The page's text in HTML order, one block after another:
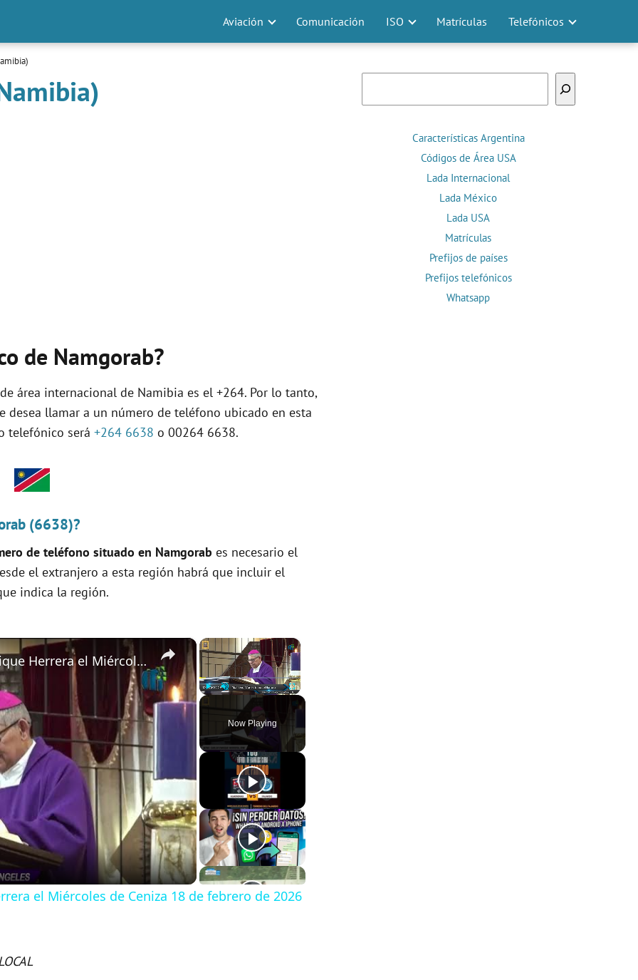
Aviación Comunicación ISO Matrículas Telefónicos
de Namgorab?
área internacional de Namibia es el +264. Por lo tanto,
desea llamar a un número de teléfono ubicado en esta
telefónico será +264 6638 o 00264 6638.
(6638)?
de teléfono situado en Namgorab es necesario el
el extranjero a esta región habrá que incluir el
indica la región.
×
Fullscreen
Now Playing
×
Homilía de monseñor Carlos Enrique Herrera el Miércoles de Ceniza 18 de febrero de 2026 en Guatemala
el Miércoles de Ceniza 18 de febrero de 2026
Características Argentina
Códigos de Área USA
Lada Internacional
Lada México
Lada USA
Matrículas
Prefijos de países
Prefijos telefónicos
Whatsapp